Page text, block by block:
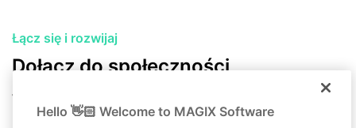
Łącz się i rozwijaj
Dołącz do społeczności
Wymieniaj się pomysłami z innymi twórcami.
Hello 👋🏻 Welcome to MAGIX Software